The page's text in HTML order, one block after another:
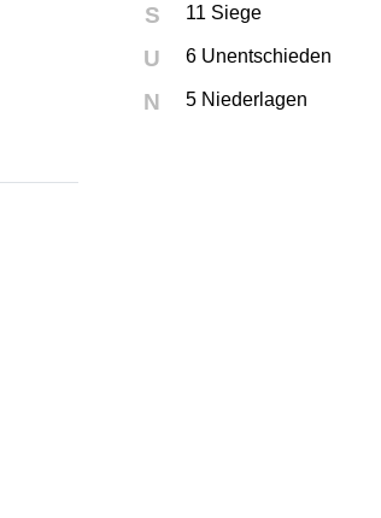
S 11 Siege
U 6 Unentschieden
N 5 Niederlagen